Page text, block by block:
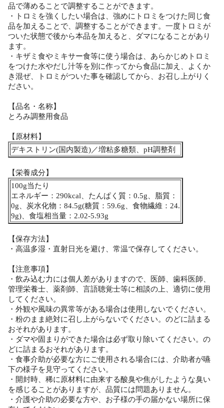
品で薄めることで調整することができます。
・トロミを強くしたい場合は、強めにトロミをつけた同じ食
品を加えることで、調整することができます。一度トロミが
ついた状態で後から本品を加えると、ダマになることがあり
ます。
・キザミ食やミキサー食等に使う場合は、あらかじめトロミ
をつけた水やだし汁等を別に作ってから食品に加え、よくか
き混ぜ、トロミがついた事を確認してから、お召し上がりく
ださい。
【品名・名称】
とろみ調整用食品
【原材料】
デキストリン(国内製造)／増粘多糖類、pH調整剤
【栄養成分】
100g当たり
エネルギー：290kcal、たんぱく質：0.5g、脂質：
0g、炭水化物：84.5g(糖質：59.6g、食物繊維：24.
9g)、食塩相当量：2.02-5.93g
【保存方法】
・高温多湿・直射日光を避け、常温で保存してください。
【注意事項】
・飲み込む力には個人差がありますので、医師、歯科医師、
管理栄養士、薬剤師、言語聴覚士等に相談の上、適切に使用
してください。
・外観や風味の異常等がある場合は使用しないでください。
・粉のまま絶対に召し上がらないでください。のどに詰まる
おそれがあります。
・ダマや固まりができた場合は必ず取り除いてください。の
どに詰まるおそれがあります。
・食事介助が必要な方にご使用される場合には、介助者が嚥
下の様子を見守ってください。
・開封時、稀に原材料に由来する酸臭や焦がしたような臭い
を感じることがありますが、品質には問題ありません。
・介護や介助の必要な方や、お子様の手の届かない場所に保